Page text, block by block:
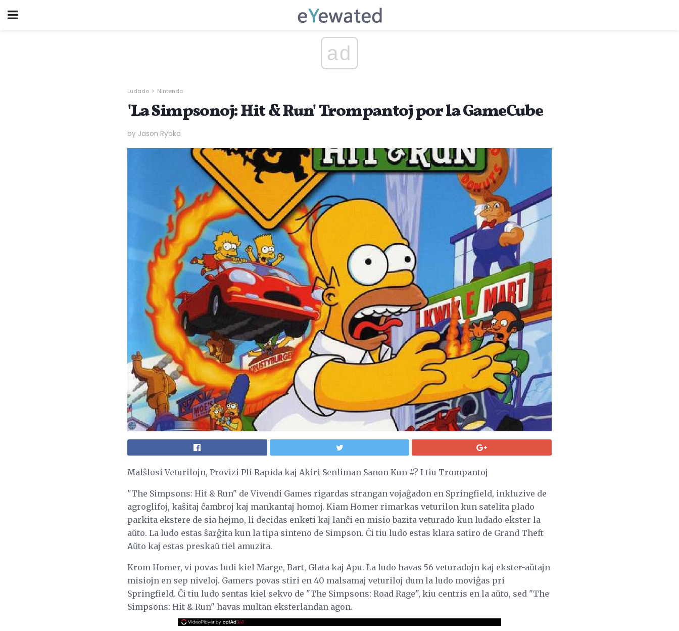
ad
Ludado Nintendo
'La Simpsonoj: Hit & Run' Trompantoj por la GameCube
by Jason Rybka
Malŝlosi Veturilojn, Provizi Pli Rapida kaj Akiri Senliman Sanon Kun #? I tiu Trompantoj
"The Simpsons: Hit & Run" de Vivendi Games rigardas strangan vojaĝadon en Springfield, inkluzive de
agroglifoj, kaŝitaj ĉambroj kaj mankantaj homoj. Kiam Homer rimarkas veturilon kun satelita plado
parkita ekstere de sia hejmo, li decidas enketi kaj lanĉi en misio bazita veturado kun ludado ekster la
aŭto. La ludo estas ŝarĝita kun la tipa sinteno de Simpson. Ĉi tiu ludo estas klara satiro de Grand Theft
Aŭto kaj estas preskaŭ tiel amuzita.
Krom Homer, vi povas ludi kiel Marge, Bart, Glata kaj Apu. La ludo havas 56 veturadojn kaj ekster-aŭtajn
misiojn en sep niveloj. Gamers povas stiri en 40 malsamaj veturiloj dum la ludo moviĝas pri
Springfield. Ĉi tiu ludo sentas kiel sekvo de "The Simpsons: Road Rage", kiu centris en la aŭto, sed "The
Simpsons: Hit & Run" havas multan eksterlandan agon.